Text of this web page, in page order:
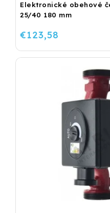
Elektronické obehové
25/40 180 mm
€123,58